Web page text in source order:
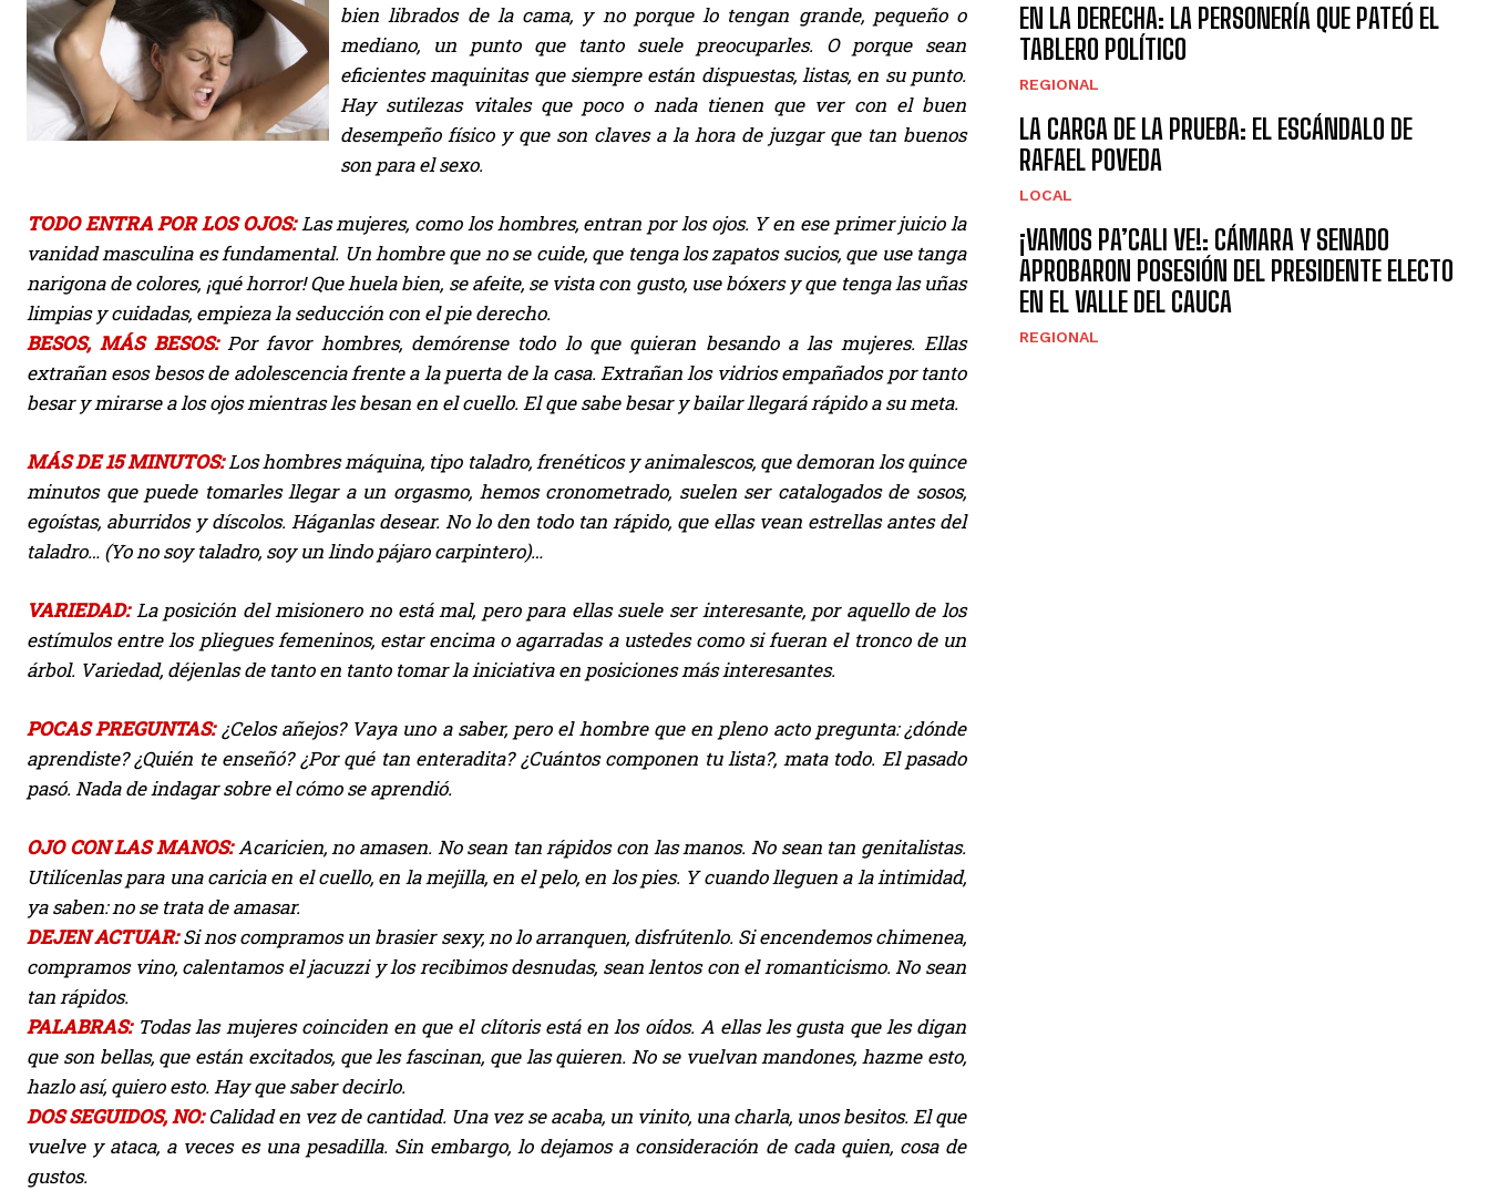
bien librados de la cama, y no porque lo tengan grande, pequeño o
mediano, un punto que tanto suele preocuparles. O porque sean
eficientes maquinitas que siempre están dispuestas, listas, en su punto.
Hay sutilezas vitales que poco o nada tienen que ver con el buen
desempeño físico y que son claves a la hora de juzgar que tan buenos
son para el sexo.
TODO ENTRA POR LOS OJOS:Las mujeres, como los hombres, entran por los ojos. Y en ese primer juicio la
vanidad masculina es fundamental. Un hombre que no se cuide, que tenga los zapatos sucios, que use tanga
narigona de colores, ¡qué horror! Que huela bien, se afeite, se vista con gusto, use bóxers y que tenga las uñas
limpias y cuidadas, empieza la seducción con el pie derecho.
BESOS, MÁS BESOS:Por favor hombres, demórense todo lo que quieran besando a las mujeres. Ellas
extrañan esos besos de adolescencia frente a la puerta de la casa. Extrañan los vidrios empañados por tanto
besar y mirarse a los ojos mientras les besan en el cuello. El que sabe besar y bailar llegará rápido a su meta.
MÁS DE 15 MINUTOS:Los hombres máquina, tipo taladro, frenéticos y animalescos, que demoran los quince
minutos que puede tomarles llegar a un orgasmo, hemos cronometrado, suelen ser catalogados de sosos,
egoístas, aburridos y díscolos. Háganlas desear. No lo den todo tan rápido, que ellas vean estrellas antes del
taladro… (Yo no soy taladro, soy un lindo pájaro carpintero)…
VARIEDAD:La posición del misionero no está mal, pero para ellas suele ser interesante, por aquello de los
estímulos entre los pliegues femeninos, estar encima o agarradas a ustedes como si fueran el tronco de un
árbol. Variedad, déjenlas de tanto en tanto tomar la iniciativa en posiciones más interesantes.
POCAS PREGUNTAS:¿Celos añejos? Vaya uno a saber, pero el hombre que en pleno acto pregunta: ¿dónde
aprendiste? ¿Quién te enseñó? ¿Por qué tan enteradita? ¿Cuántos componen tu lista?, mata todo. El pasado
pasó. Nada de indagar sobre el cómo se aprendió.
OJO CON LAS MANOS:Acaricien, no amasen. No sean tan rápidos con las manos. No sean tan genitalistas.
Utilícenlas para una caricia en el cuello, en la mejilla, en el pelo, en los pies. Y cuando lleguen a la intimidad,
ya saben: no se trata de amasar.
DEJEN ACTUAR:Si nos compramos un brasier sexy, no lo arranquen, disfrútenlo. Si encendemos chimenea,
compramos vino, calentamos el jacuzzi y los recibimos desnudas, sean lentos con el romanticismo. No sean
tan rápidos.
PALABRAS:Todas las mujeres coinciden en que el clítoris está en los oídos. A ellas les gusta que les digan
que son bellas, que están excitados, que les fascinan, que las quieren. No se vuelvan mandones, hazme esto,
hazlo así, quiero esto. Hay que saber decirlo.
DOS SEGUIDOS, NO:Calidad en vez de cantidad. Una vez se acaba, un vinito, una charla, unos besitos. El que
vuelve y ataca, a veces es una pesadilla. Sin embargo, lo dejamos a consideración de cada quien, cosa de
gustos.
EN LA DERECHA: LA PERSONERÍA QUE PATEÓ EL
TABLERO POLÍTICO
REGIONAL
LA CARGA DE LA PRUEBA: EL ESCÁNDALO DE
RAFAEL POVEDA
LOCAL
¡VAMOS PA’CALI VE!: CÁMARA Y SENADO
APROBARON POSESIÓN DEL PRESIDENTE ELECTO
EN EL VALLE DEL CAUCA
REGIONAL